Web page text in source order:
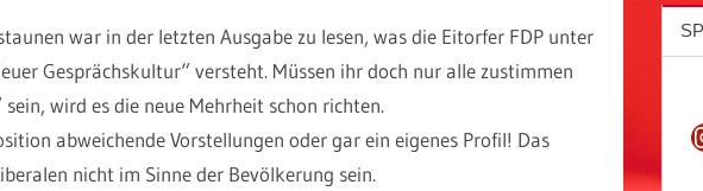
war in der letzten Ausgabe zu lesen, was die Eitorfer FDP unter
Gesprächskultur“ versteht. Müssen ihr doch nur alle zustimmen
wird es die neue Mehrheit schon richten.
abweichende Vorstellungen oder gar ein eigenes Profil! Das
nicht im Sinne der Bevölkerung sein.